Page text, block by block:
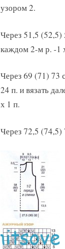
узором 2.
Через 51,5 (52,5)
каждом 2-м р. -1
Через 69 (71) 73
24 п. и вязать
х 1 п.
Через 72,5 (74,5)